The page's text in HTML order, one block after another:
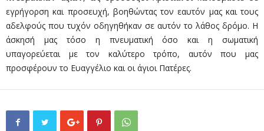
εγρήγορση και προσευχή, βοηθώντας τον εαυτόν μας και τους
αδελφούς που τυχόν οδηγηθήκαν σε αυτόν το λάθος δρόμο. Η
άσκησή μας τόσο η πνευματική όσο και η σωματική
υπαγορεύεται με τον καλύτερο τρόπο, αυτόν που μας
προσφέρουν το Ευαγγέλιο και οι άγιοι Πατέρες.